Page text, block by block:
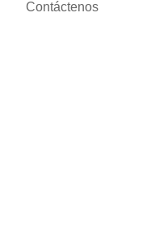
Contáctenos